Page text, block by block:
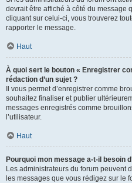
devrait être affiché à côté du message
cliquant sur celui-ci, vous trouverez
rapporter le message.
Haut
À quoi sert le bouton « Enregistrer
rédaction d’un sujet ?
Il vous permet d’enregistrer comme
souhaitez finaliser et publier
messages enregistrés comme
l’utilisateur.
Haut
Pourquoi mon message a-t-il besoin
Les administrateurs du forum peuvent
les messages que vous rédigez sur le